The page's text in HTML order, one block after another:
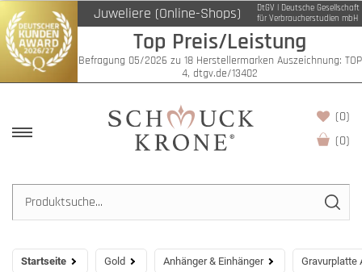
Juweliere (Online-Shops)
DtGV | Deutsche Gesellschaft
für Verbraucherstudien mbH
Top Preis/Leistung
Befragung 05/2026 zu 18 Herstellermarken Auszeichnung: TOP
4, dtgv.de/13402
(0)
(0)
Startseite Gold Anhänger & Einhänger Gravurplatte